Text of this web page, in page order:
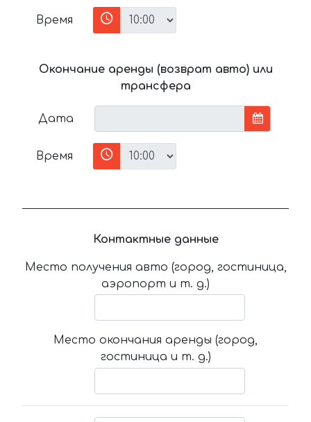
Время
Окончание аренды (возврат авто) или
трансфера
Дата
Время
Контактные данные
Место получения авто (город, гостиница,
аэропорт и т. д.)
Место окончания аренды (город,
гостиница и т. д.)